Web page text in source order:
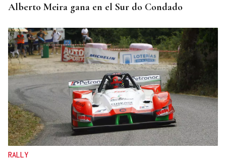
Alberto Meira gana en el Sur do Condado
RALLY